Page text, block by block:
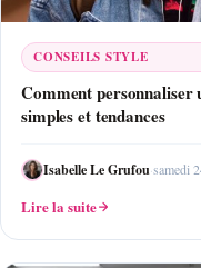
CONSEILS STYLE
Comment personnaliser
simples et tendances
Isabelle Le Grufou·samedi
Lire la suite